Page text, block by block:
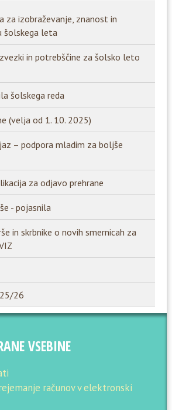
za izobraževanje, znanost in
šolskega leta
in potrebščine za šolsko leto
šolskega reda
(velja od 1. 10. 2025)
– podpora mladim za boljše
za odjavo prehrane
- pojasnila
in skrbnike o novih smernicah za
26
VSEBINE
računov v elektronski